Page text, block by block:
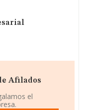
Afilados
el